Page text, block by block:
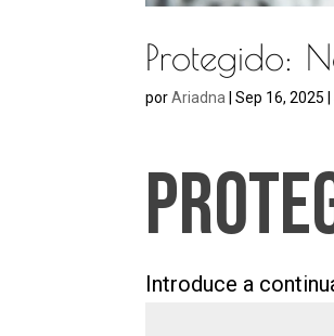
Protegido:
porAriadna |Sep 16, 2025 |
Introduce a